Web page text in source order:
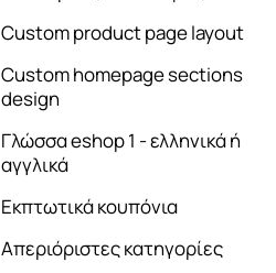
Custom product page layout
Custom homepage sections
design
Γλώσσα eshop 1 - ελληνικά ή
αγγλικά
Εκπτωτικά κουπόνια
Απεριόριστες κατηγορίες